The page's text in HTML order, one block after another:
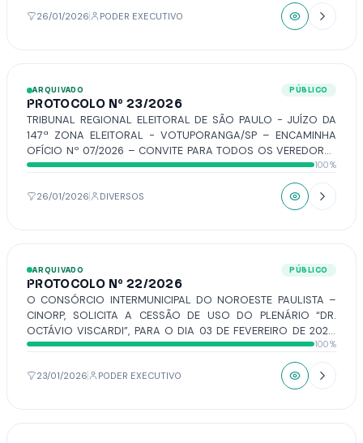
26/01/2026 PODER EXECUTIVO
ARQUIVADO PÚBLICO
PROTOCOLO Nº 23/2026
TRIBUNAL REGIONAL ELEITORAL DE SÃO PAULO - JUÍZO DA
147ª ZONA ELEITORAL - VOTUPORANGA/SP – ENCAMINHA
OFÍCIO Nº 07/2026 – CONVITE PARA TODOS OS VEREDORES
PARTICIPAREM DA SOLENIDADE DE REINSTALAÇÃO DESTA 147ª
ZONA ELEITORAL EM SEU NOVO ENDEREÇO, PRAÇA DR.
FERNANDO COSTA, Nº 3355, CENTRO, VOTUPORANGA/SP, A
REALIZAR-SE NO PRÓXIMO DIA 29 DE JANEIRO DE 2026, AS 17
100%
26/01/2026 DIVERSOS
ARQUIVADO PÚBLICO
PROTOCOLO Nº 22/2026
O CONSÓRCIO INTERMUNICIPAL DO NOROESTE PAULISTA –
CINORP, SOLICITA A CESSÃO DE USO DO PLENÁRIO “DR.
OCTÁVIO VISCARDI”, PARA O DIA 03 DE FEVEREIRO DE 2026,
NO HORÁRIO DAS 8H30 ÀS 14H PARA A SECRETARIA
EXECUTIVA DO CINORP REALIZE UM ENCONTRO COM
PREFEITOS(AS), VEREADORES(AS) E GESTORES MUNICIPAIS,
COM O OBJETIVO DE TRATAR DE ASSUNTOS RELACIONADOS
100%
23/01/2026 PODER EXECUTIVO